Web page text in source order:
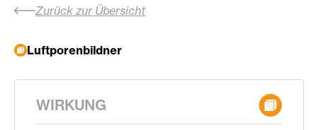
Zurück zur Übersicht
Luftporenbildner
WIRKUNG